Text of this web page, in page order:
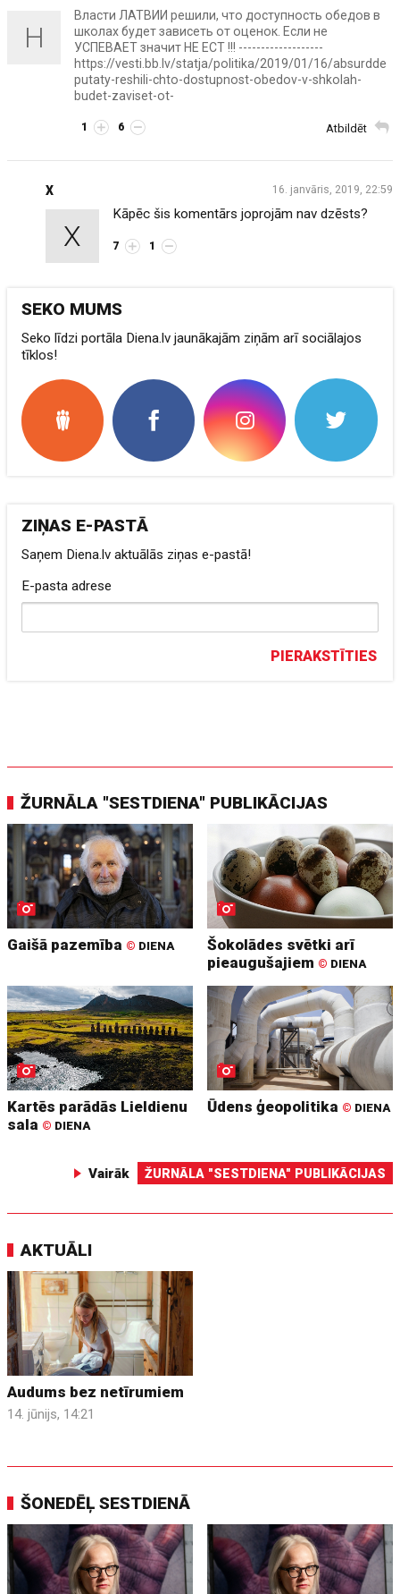
Н
Власти ЛАТВИИ решили, что доступность обедов в
школах будет зависеть от оценок. Если не
УСПЕВАЕТ значит НЕ ЕСТ !!! -------------------
https://vesti.bb.lv/statja/politika/2019/01/16/absurdde
putaty-reshili-chto-dostupnost-obedov-v-shkolah-
budet-zaviset-ot-
Atbildēt
1 6
16. janvāris, 2019, 22:59
X
X
Kāpēc šis komentārs joprojām nav dzēsts?
7 1
SEKO MUMS
Seko līdzi portāla Diena.lv jaunākajām ziņām arī sociālajos
tīklos!
ZIŅAS E-PASTĀ
Saņem Diena.lv aktuālās ziņas e-pastā!
E-pasta adrese
PIERAKSTĪTIES
ŽURNĀLA "SESTDIENA" PUBLIKĀCIJAS
Gaišā pazemība © DIENA
Šokolādes svētki arī
pieaugušajiem © DIENA
Kartēs parādās Lieldienu
sala © DIENA
Ūdens ģeopolitika © DIENA
Vairāk ŽURNĀLA "SESTDIENA" PUBLIKĀCIJAS
AKTUĀLI
Audums bez netīrumiem
14. jūnijs, 14:21
ŠONEDĒĻ SESTDIENĀ